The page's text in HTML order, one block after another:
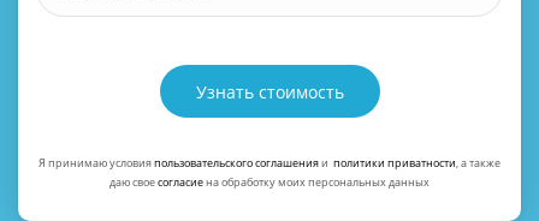
Узнать стоимость
Я принимаю условияпользовательского соглашенияи политики приватности, а также
даю своесогласиена обработку моих персональных данных